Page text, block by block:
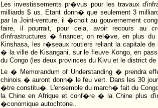
Les investissements pr�vus pour les travaux
milliards $ us. Etant donn� que seulement 3
par la Joint-venture, il �choit au gouvernement
faire, il pourrait, pour cela, avoir recours au
d'infrastructures � financer, on rel�ve, en plus du
Kinshasa, les r�seaux routiers reliant la capitale de
� la ville de Kisangani, sur le fleuve Kongo, en
du Congo (les deux provinces du Kivu et le district de
Le � Memorandum of Understanding � prendra
chinois � auront donn� le feu vert. Dans les 30
�tre constitu�. L'ensemble du march� fait du
la Chine en Afrique et conf�re � la Chine plus
�conomique autochtone..